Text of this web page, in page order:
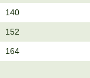
140
152
164